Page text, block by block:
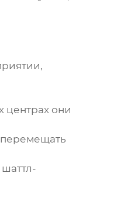
центрах они